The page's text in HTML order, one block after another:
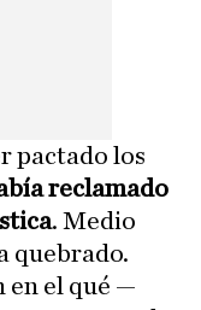
pactado los
reclamado
. Medio
quebrado.
en el qué —